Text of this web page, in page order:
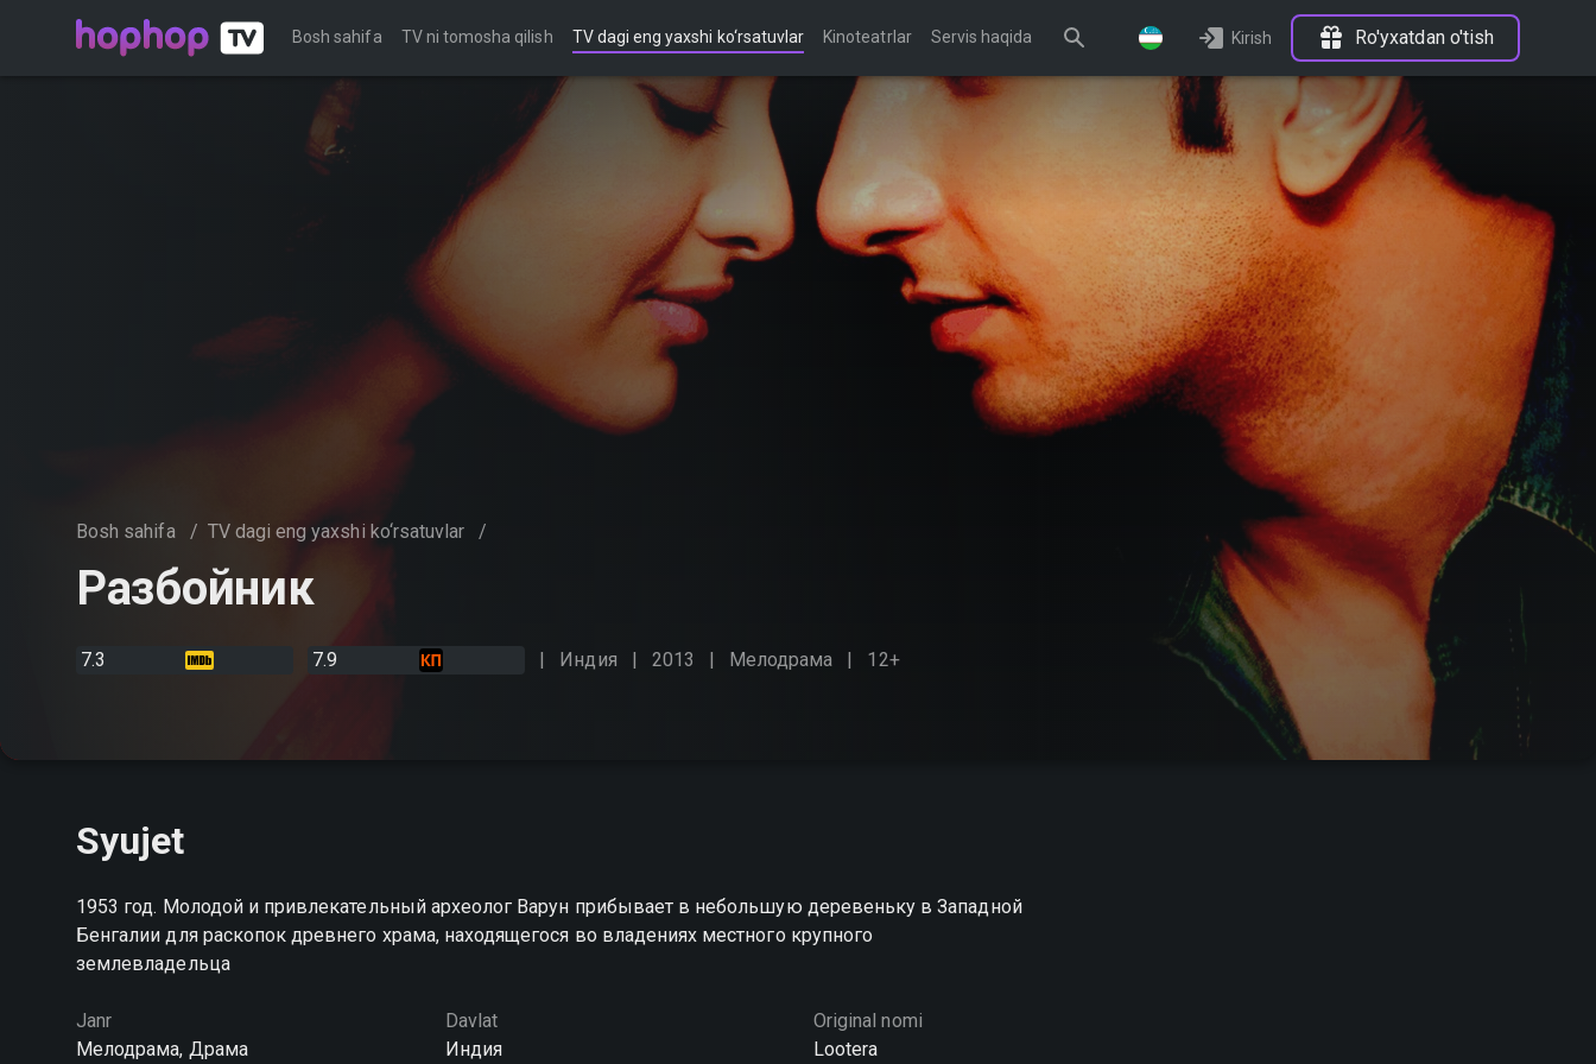
Bosh sahifa TV ni tomosha qilish TV dagi eng yaxshi ko‘rsatuvlar Kinoteatrlar Servis haqida Kirish Ro'yxatdan o'tish
Bosh sahifa / TV dagi eng yaxshi ko‘rsatuvlar /
Разбойник
7.3 7.9 Индия 2013 Мелодрама 12+
Syujet
1953 год. Молодой и привлекательный археолог Варун прибывает в небольшую деревеньку в Западной
Бенгалии для раскопок древнего храма, находящегося во владениях местного крупного
землевладельца
Janr
Мелодрама, Драма
Davlat
Индия
Original nomi
Lootera